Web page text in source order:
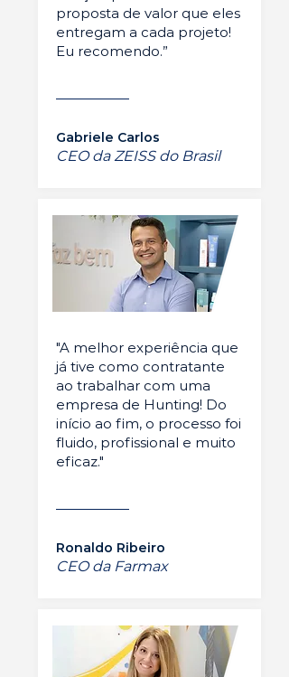
proposta de valor que eles
entregam a cada projeto!
Eu recomendo.”
Gabriele Carlos
CEO da ZEISS do Brasil
"A melhor experiência que
já tive como contratante
ao trabalhar com uma
empresa de Hunting! Do
início ao fim, o processo foi
fluido, profissional e muito
eficaz."
Ronaldo Ribeiro
CEO da Farmax